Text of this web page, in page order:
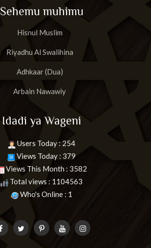
Sehemu muhimu
Hisnul Muslim
Riyadhu Al Swalihina
Adhkaar (Dua)
Arbain Nawawiy
Idadi ya Wageni
Users Today : 254
Views Today : 379
Views This Month : 3582
Total views : 1104563
Who's Online : 1